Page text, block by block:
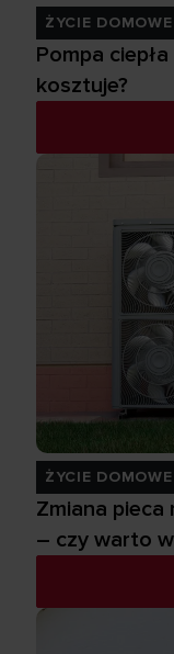
ŻYCIE DOMOWE
Pompa
kosztuje?
ŻYCIE DOMOWE
Zmiana pieca
– czy warto